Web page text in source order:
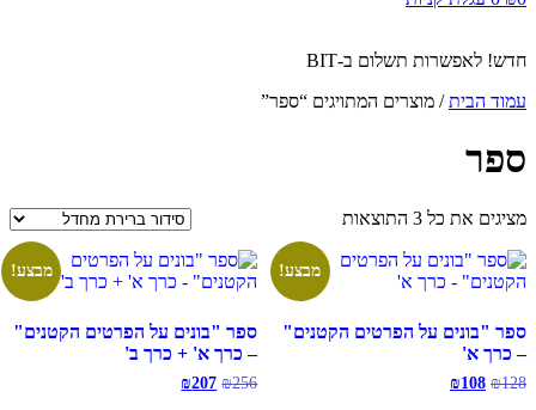
חדש! לאפשרות תשלום ב-BIT
עמוד הבית/ מוצרים המתויגים “ספר”
ספר
מציגים את כל ⁦3⁩ התוצאות
מבצע!
ספר "בונים על הפרטים הקטנים"
– כרך א'
₪128
המחיר
₪108
מבצע!
ספר "בונים על הפרטים הקטנים"
– כרך א' + כרך ב'
₪256
המחיר
₪207 המחיר